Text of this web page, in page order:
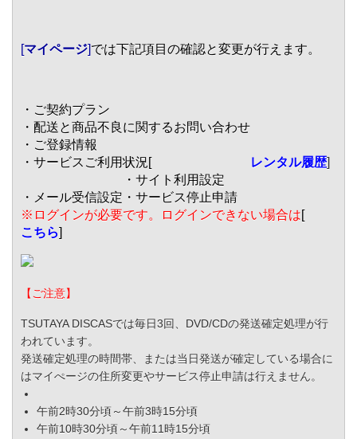
[マイページ]では下記項目の確認と変更が行えます。
・ご契約プラン
・配送と商品不良に関するお問い合わせ
・ご登録情報
・サービスご利用状況[
レンタル履歴]
・メール受信設定
・サイト利用設定
・サービス停止申請
※ログインが必要です。ログインできない場合は[
こちら]
【ご注意】
TSUTAYA DISCASでは毎日3回、DVD/CDの発送確定処理が行
われています。
発送確定処理の時間帯、または当日発送が確定している場合に
はマイぺージの住所変更やサービス停止申請は行えません。
午前2時30分頃～午前3時15分頃
午前10時30分頃～午前11時15分頃